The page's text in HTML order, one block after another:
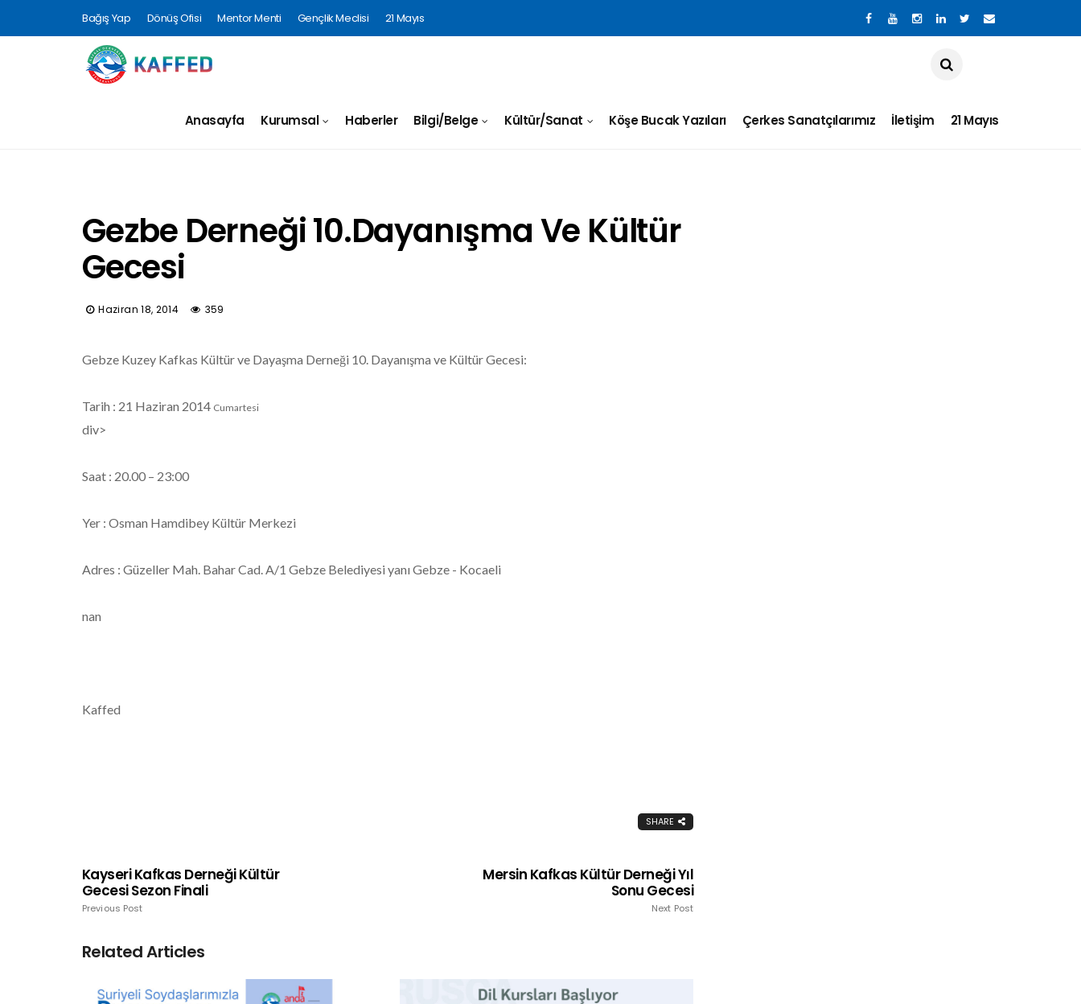
Bağış Yap Dönüş Ofisi Mentor Menti Gençlik Meclisi 21 Mayıs
Anasayfa Kurumsal Haberler Bilgi/Belge Kültür/Sanat Köşe Bucak Yazıları Çerkes Sanatçılarımız İletişim 21 Mayıs
Gezbe Derneği 10.Dayanışma Ve Kültür
Gecesi
Haziran 18, 2014 359
Gebze Kuzey Kafkas Kültür ve Dayaşma Derneği 10. Dayanışma ve Kültür Gecesi:
Tarih : 21 Haziran 2014 Cumartesi
div>
Saat : 20.00 – 23:00
Yer : Osman Hamdibey Kültür Merkezi
Adres : Güzeller Mah. Bahar Cad. A/1 Gebze Belediyesi yanı Gebze - Kocaeli
nan
Kaffed
SHARE
Kayseri Kafkas Derneği Kültür
Gecesi Sezon Finali
Previous Post
Mersin Kafkas Kültür Derneği Yıl
Sonu Gecesi
Next Post
Related Articles